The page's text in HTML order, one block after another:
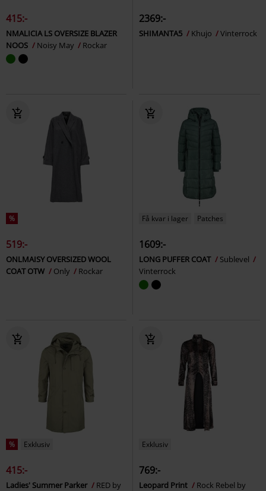
415:-
NMALICIA LS OVERSIZE BLAZER
NOOS
Noisy May Rockar
2369:-
SHIMANTA5 Khujo Vinterrock
%
519:-
ONLMAISY OVERSIZED WOOL
COAT OTW
Only Rockar
Få kvar i lager Patches
1609:-
LONG PUFFER COAT
Sublevel
Vinterrock
% Exklusiv
415:-
Ladies' Summer Parker
RED by
Exklusiv
769:-
Leopard Print
Rock Rebel by